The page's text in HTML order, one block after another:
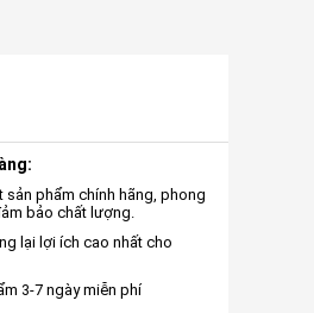
sản phẩm chính hãng, phong
bảo chất lượng.
lại lợi ích cao nhất cho
3-7 ngày miễn phí